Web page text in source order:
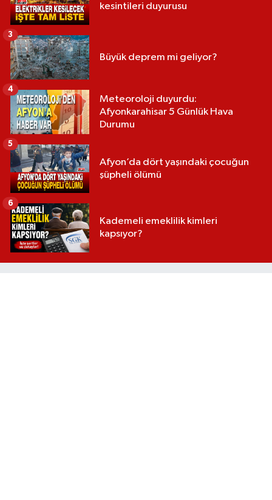
kesintileri duyurusu
Büyük deprem mi geliyor?
3
Meteoroloji duyurdu:
Afyonkarahisar 5 Günlük Hava
Durumu
4
Afyon’da dört yaşındaki çocuğun
şüpheli ölümü
5
Kademeli emeklilik kimleri
kapsıyor?
6